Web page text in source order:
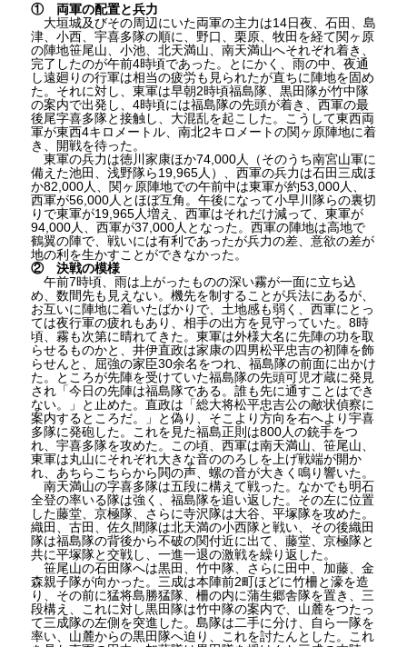
① 両軍の配置と兵力
大垣城及びその周辺にいた両軍の主力は14日夜、石田、島
津、小西、宇喜多隊の順に、野口、栗原、牧田を経て関ヶ原
の陣地笹尾山、小池、北天満山、南天満山へそれぞれ着き、
完了したのが午前4時頃であった。とにかく、雨の中、夜通
し遠廻りの行軍は相当の疲労も見られたが直ちに陣地を固め
た。それに対し、東軍は早朝2時頃福島隊、黒田隊が竹中隊
の案内で出発し、4時頃には福島隊の先頭が着き、西軍の最
後尾字喜多隊と接触し、大混乱を起こした。こうして東西両
軍が東西4キロメートル、南北2キロメートの関ヶ原陣地に着
き、開戦を待った。
東軍の兵力は徳川家康ほか74,000人（そのうち南宮山軍に
備えた池田、浅野隊ら19,965人）、西軍の兵力は石田三成ほ
か82,000人、関ヶ原陣地での午前中は東軍が約53,000人、
西軍が56,000人とほぼ互角。午後になって小早川隊らの裏切
りで東軍が19,965人増え、西軍はそれだけ減って、東軍が
94,000人、西軍が37,000人となった。西軍の陣地は高地で
鶴翼の陣で、戦いには有利であったが兵力の差、意欲の差が
地の利を生かすことができなかった。
② 決戦の模様
午前7時頃、雨は上がったものの深い霧が一面に立ち込
め、数間先も見えない。機先を制することが兵法にあるが、
お互いに陣地に着いたばかりで、土地感も弱く、西軍にとっ
ては夜行軍の疲れもあり、相手の出方を見守っていた。8時
頃、霧も次第に晴れてきた。東軍は外様大名に先陣の功を取
らせるものかと、井伊直政は家康の四男松平忠吉の初陣を飾
らせんと、屈強の家臣30余名をつれ、福島隊の前面に出かけ
た。ところが先陣を受けていた福島隊の先頭可児才蔵に発見
され「今日の先陣は福島隊である。誰も先に通すことはでき
ない。」と止めた。直政は「総大将松平忠吉公の敵状偵察に
案内するところだ。」と偽り、そこより方向を右へより宇喜
多隊に発砲した。これを見た福島正則は800人の銃手をつ
れ、宇喜多隊を攻めた。この頃、西軍は南天満山、笹尾山、
東軍は丸山にそれぞれ大きな音ののろしを上げ戦端が開か
れ、あちらこちらから閧の声、螺の音が大きく鳴り響いた。
南天満山の字喜多隊は五段に構えて戦った。なかでも明石
全登の率いる隊は強く、福島隊を追い返した。その左に位置
した藤堂、京極隊、さらに寺沢隊は大谷、平塚隊を攻めた。
織田、古田、佐久間隊は北天満の小西隊と戦い、その後織田
隊は福島隊の背後から不破の関付近に出て、藤堂、京極隊と
共に平塚隊と交戦し、一進一退の激戦を繰り返した。
笹尾山の石田隊へは黒田、竹中隊、さらに田中、加藤、金
森親子隊が向かった。三成は本陣前2町ほどに竹柵と濠を造
り、その前に猛将島勝猛隊、柵の内に蒲生郷舎隊を置き、三
段構え、これに対し黒田隊は竹中隊の案内で、山麓をつたっ
て三成隊の左側を突進した。島隊は二手に分け、自ら一隊を
率い、山麓からの黒田隊へ迫り、これを討たんとした。これ